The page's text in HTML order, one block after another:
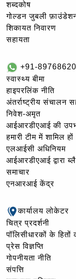
शब्दकोष
गोल्‍डन जुबली
शिकायत निवारण
सहायता
+91-
स्वास्थ्य बीमा
हाइपरलिंक नीति
अंतर्राष्ट्रीय संचालन
निवेश-अमृत
आईआरडीएआई की
हमारी टीम में शामिल हों
एलआईसी अधिनियम
आईआरडीएआई द्वारा
समाचार
एनआरआई केंद्र
कार्यालय लोकेटर
चित्र प्रदर्शनी
पॉलिसीधारकों के हितों
प्रेस विज्ञप्ति
गोपनीयता नीति
संपत्ति